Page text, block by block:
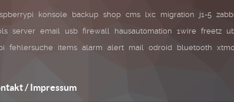
konsole backup shop cms lxc migration j1-5
server email usb firewall hausautomation 1wire freetz
fehlersuche items alarm alert mail odroid bluetooth
/ Impressum